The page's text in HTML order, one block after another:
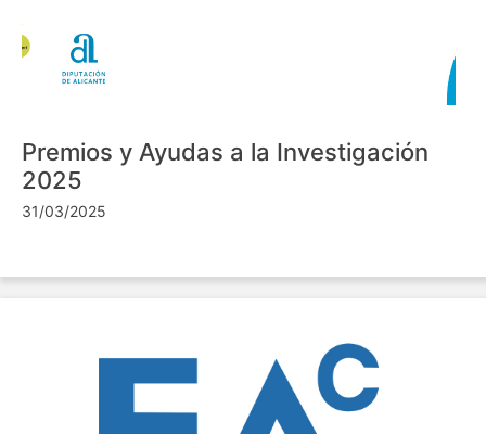
Premios y Ayudas a la Investigación
2025
31/03/2025